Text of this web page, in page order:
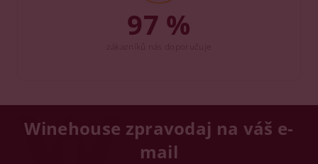
97 %
Winehouse zpravodaj na váš e-
mail